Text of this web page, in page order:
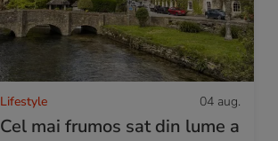
Lifestyle 04 aug.
Cel mai frumos sat din lume a